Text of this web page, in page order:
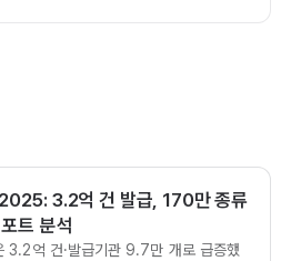
3.2억 건 발급, 170만 종류
트 분석
3.2억 건·발급기관 9.7만 개로 급증했